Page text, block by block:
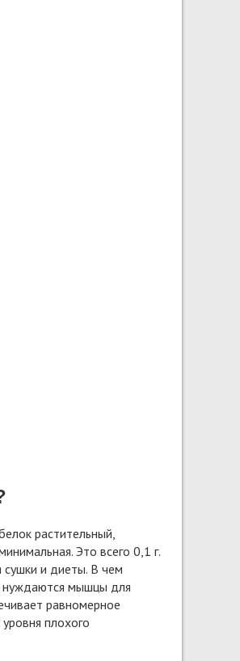
растительный,
Это всего 0,1 г.
сушки и диеты. В чем
нуждаются мышцы для
равномерное
плохого